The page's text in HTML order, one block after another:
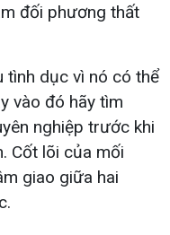
đối phương thất
tình dục vì nó có thể
vào đó hãy tìm
nghiệp trước khi
Cốt lõi của mối
giao giữa hai